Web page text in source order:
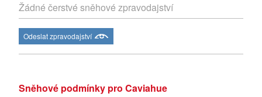
Žádné čerstvé sněhové zpravodajství
Odeslat zpravodajství
Sněhové podmínky pro Caviahue